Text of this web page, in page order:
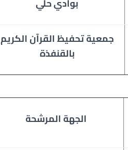
جمعيةتحفيظ القرآن الكريم
بالقنفذة
الجهة المرشحة